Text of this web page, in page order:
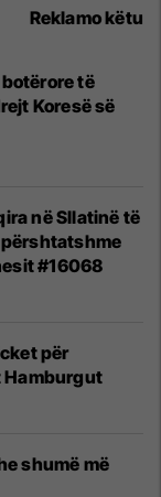
Reklamo këtu
botërore të
Koresë së
në Sllatinë të
përshtatshme
#16068
për
shumë më